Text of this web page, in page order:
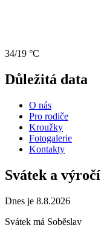
34/19 °C
Důležitá data
O nás
Pro rodiče
Kroužky
Fotogalerie
Kontakty
Svátek a výročí
Dnes je 8.8.2026
Svátek má Soběslav